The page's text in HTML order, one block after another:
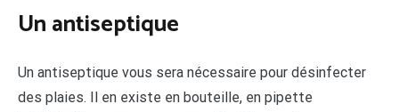
Un antiseptique
Un antiseptique vous sera nécessaire pour désinfecter
des plaies. Il en existe en bouteille, en pipette